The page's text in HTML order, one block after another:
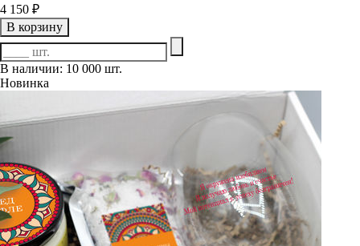
4 150 ₽
В корзину
В наличии: 10 000 шт.
Новинка